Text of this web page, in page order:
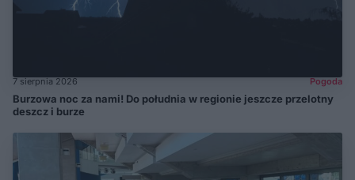
7 sierpnia 2026 Pogoda
Burzowa noc za nami! Do południa w regionie jeszcze przelotny
deszcz i burze